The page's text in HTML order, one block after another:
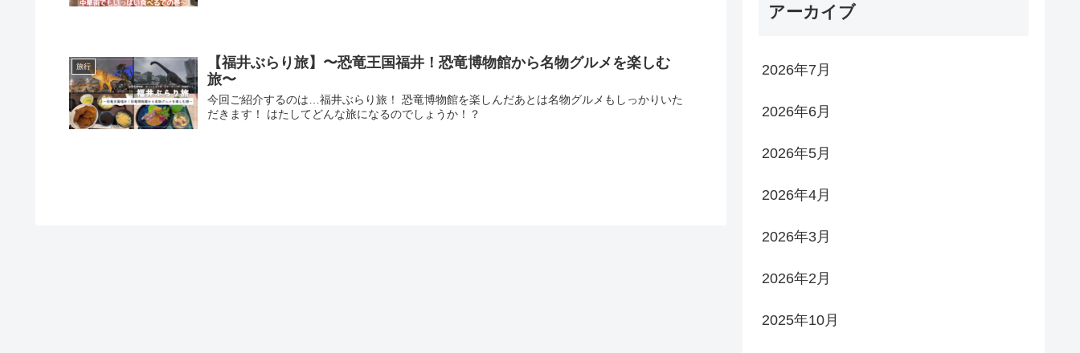
旅行
【福井ぶらり旅】〜恐竜王国福井！恐竜博物館から名物グルメを楽しむ
旅〜
今回ご紹介するのは…福井ぶらり旅！ 恐竜博物館を楽しんだあとは名物グルメもしっかりいた
だきます！ はたしてどんな旅になるのでしょうか！？
アーカイブ
2026年7月
2026年6月
2026年5月
2026年4月
2026年3月
2026年2月
2025年10月